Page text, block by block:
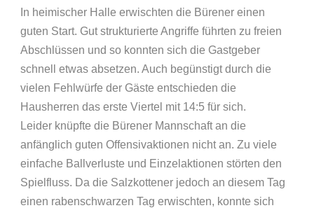
In heimischer Halle erwischten die Bürener einen
guten Start. Gut strukturierte Angriffe führten zu freien
Abschlüssen und so konnten sich die Gastgeber
schnell etwas absetzen. Auch begünstigt durch die
vielen Fehlwürfe der Gäste entschieden die
Hausherren das erste Viertel mit 14:5 für sich.
Leider knüpfte die Bürener Mannschaft an die
anfänglich guten Offensivaktionen nicht an. Zu viele
einfache Ballverluste und Einzelaktionen störten den
Spielfluss. Da die Salzkottener jedoch an diesem Tag
einen rabenschwarzen Tag erwischten, konnte sich